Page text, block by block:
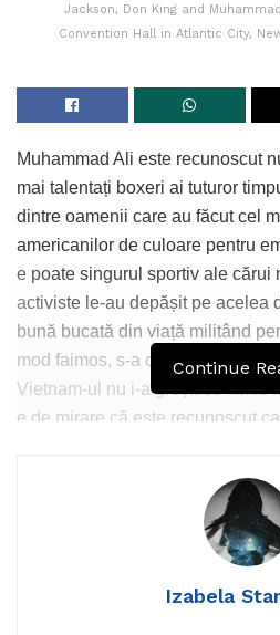
Jackson, Don King and
Convention Hall in Atlantic City,
Muhammad Ali este recunoscut
mai talentați boxeri ai tuturor
dintre oamenii care au făcut cel
americanilor de culoare pentru
e poate singurul sportiv ale cărui
activiste le-au depășit pe acelea
bună bucată din viață militând
mod faimos, s-a opus
Vietnam-ul nu i-a greșit cu nimic
e de mirare că este recunoscut
Într-un interviu acordat New York
a spus că tatăl lui ar fi urât ce se
Continue
Izabela